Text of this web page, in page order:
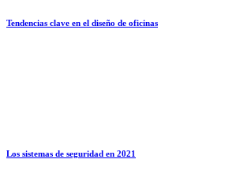
Tendencias clave en el diseño de oficinas
Los sistemas de seguridad en 2021